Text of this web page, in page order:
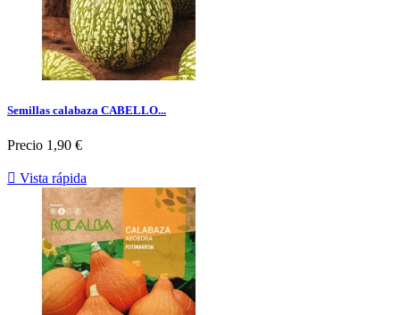
Semillas calabaza CABELLO...
Precio 1,90 €
 Vista rápida